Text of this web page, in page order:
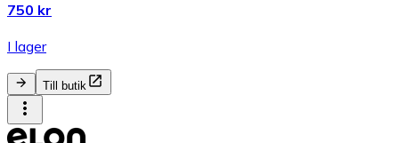
750 kr
I lager
Till butik